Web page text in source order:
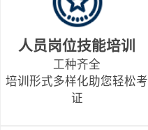
人员岗位技能培训
工种齐全
培训形式多样化助您轻松考
证